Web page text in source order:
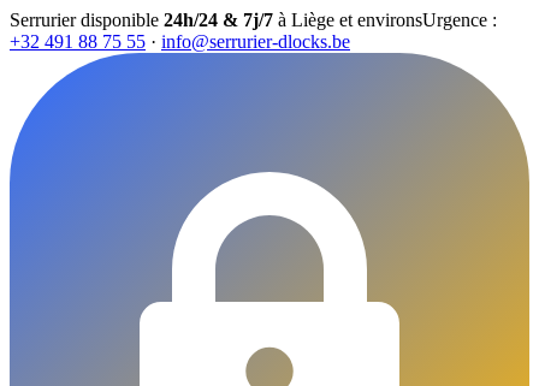
Serrurier disponible 24h/24 & 7j/7 à Liège et environsUrgence :
+32 491 88 75 55 · info@serrurier-dlocks.be